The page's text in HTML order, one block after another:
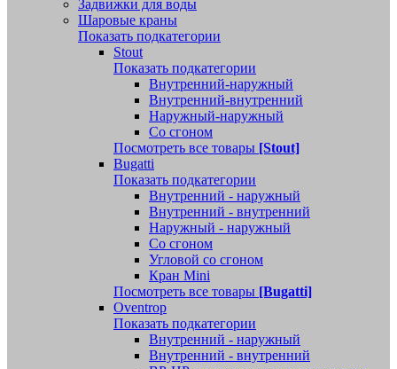
Задвижки для воды
Шаровые краны
Показать подкатегории
Stout
Показать подкатегории
Внутренний-наружный
Внутренний-внутренний
Наружный-наружный
Со сгоном
Посмотреть все товары [Stout]
Bugatti
Показать подкатегории
Внутренний - наружный
Внутренний - внутренний
Наружный - наружный
Со сгоном
Угловой со сгоном
Кран Mini
Посмотреть все товары [Bugatti]
Oventrop
Показать подкатегории
Внутренний - наружный
Внутренний - внутренний